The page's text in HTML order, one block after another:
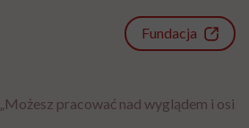
Fundacja
„Możesz pracować nad wyglądem i